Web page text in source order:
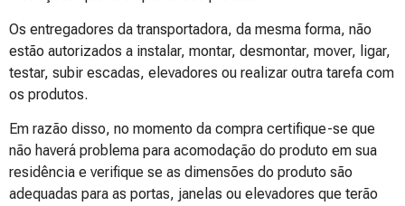
Os entregadores da transportadora, da mesma forma, não
estão autorizados a instalar, montar, desmontar, mover, ligar,
testar, subir escadas, elevadores ou realizar outra tarefa com
os produtos.
Em razão disso, no momento da compra certifique-se que
não haverá problema para acomodação do produto em sua
residência e verifique se as dimensões do produto são
adequadas para as portas, janelas ou elevadores que terão